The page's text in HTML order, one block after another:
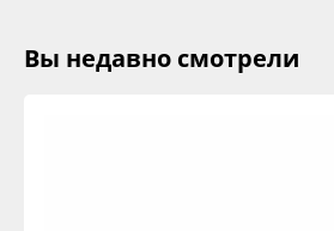
Вы недавно смотрели